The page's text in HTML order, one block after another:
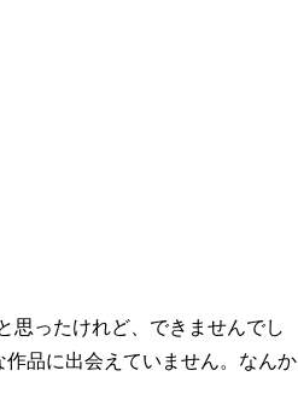
思ったけれど、できませんでし
品に出会えていません。なんか